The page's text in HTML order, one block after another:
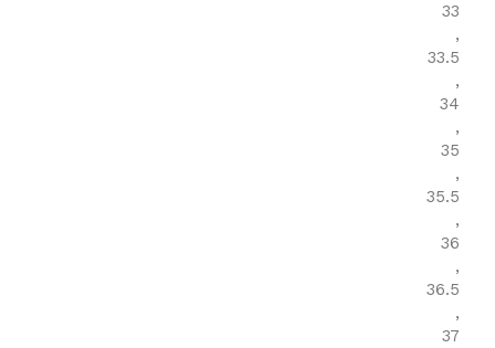
33
,
33.5
,
34
,
35
,
35.5
,
36
,
36.5
,
37